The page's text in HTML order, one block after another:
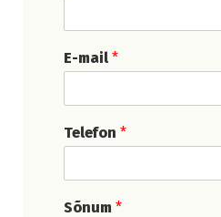
E-mail *
Telefon *
Sõnum *